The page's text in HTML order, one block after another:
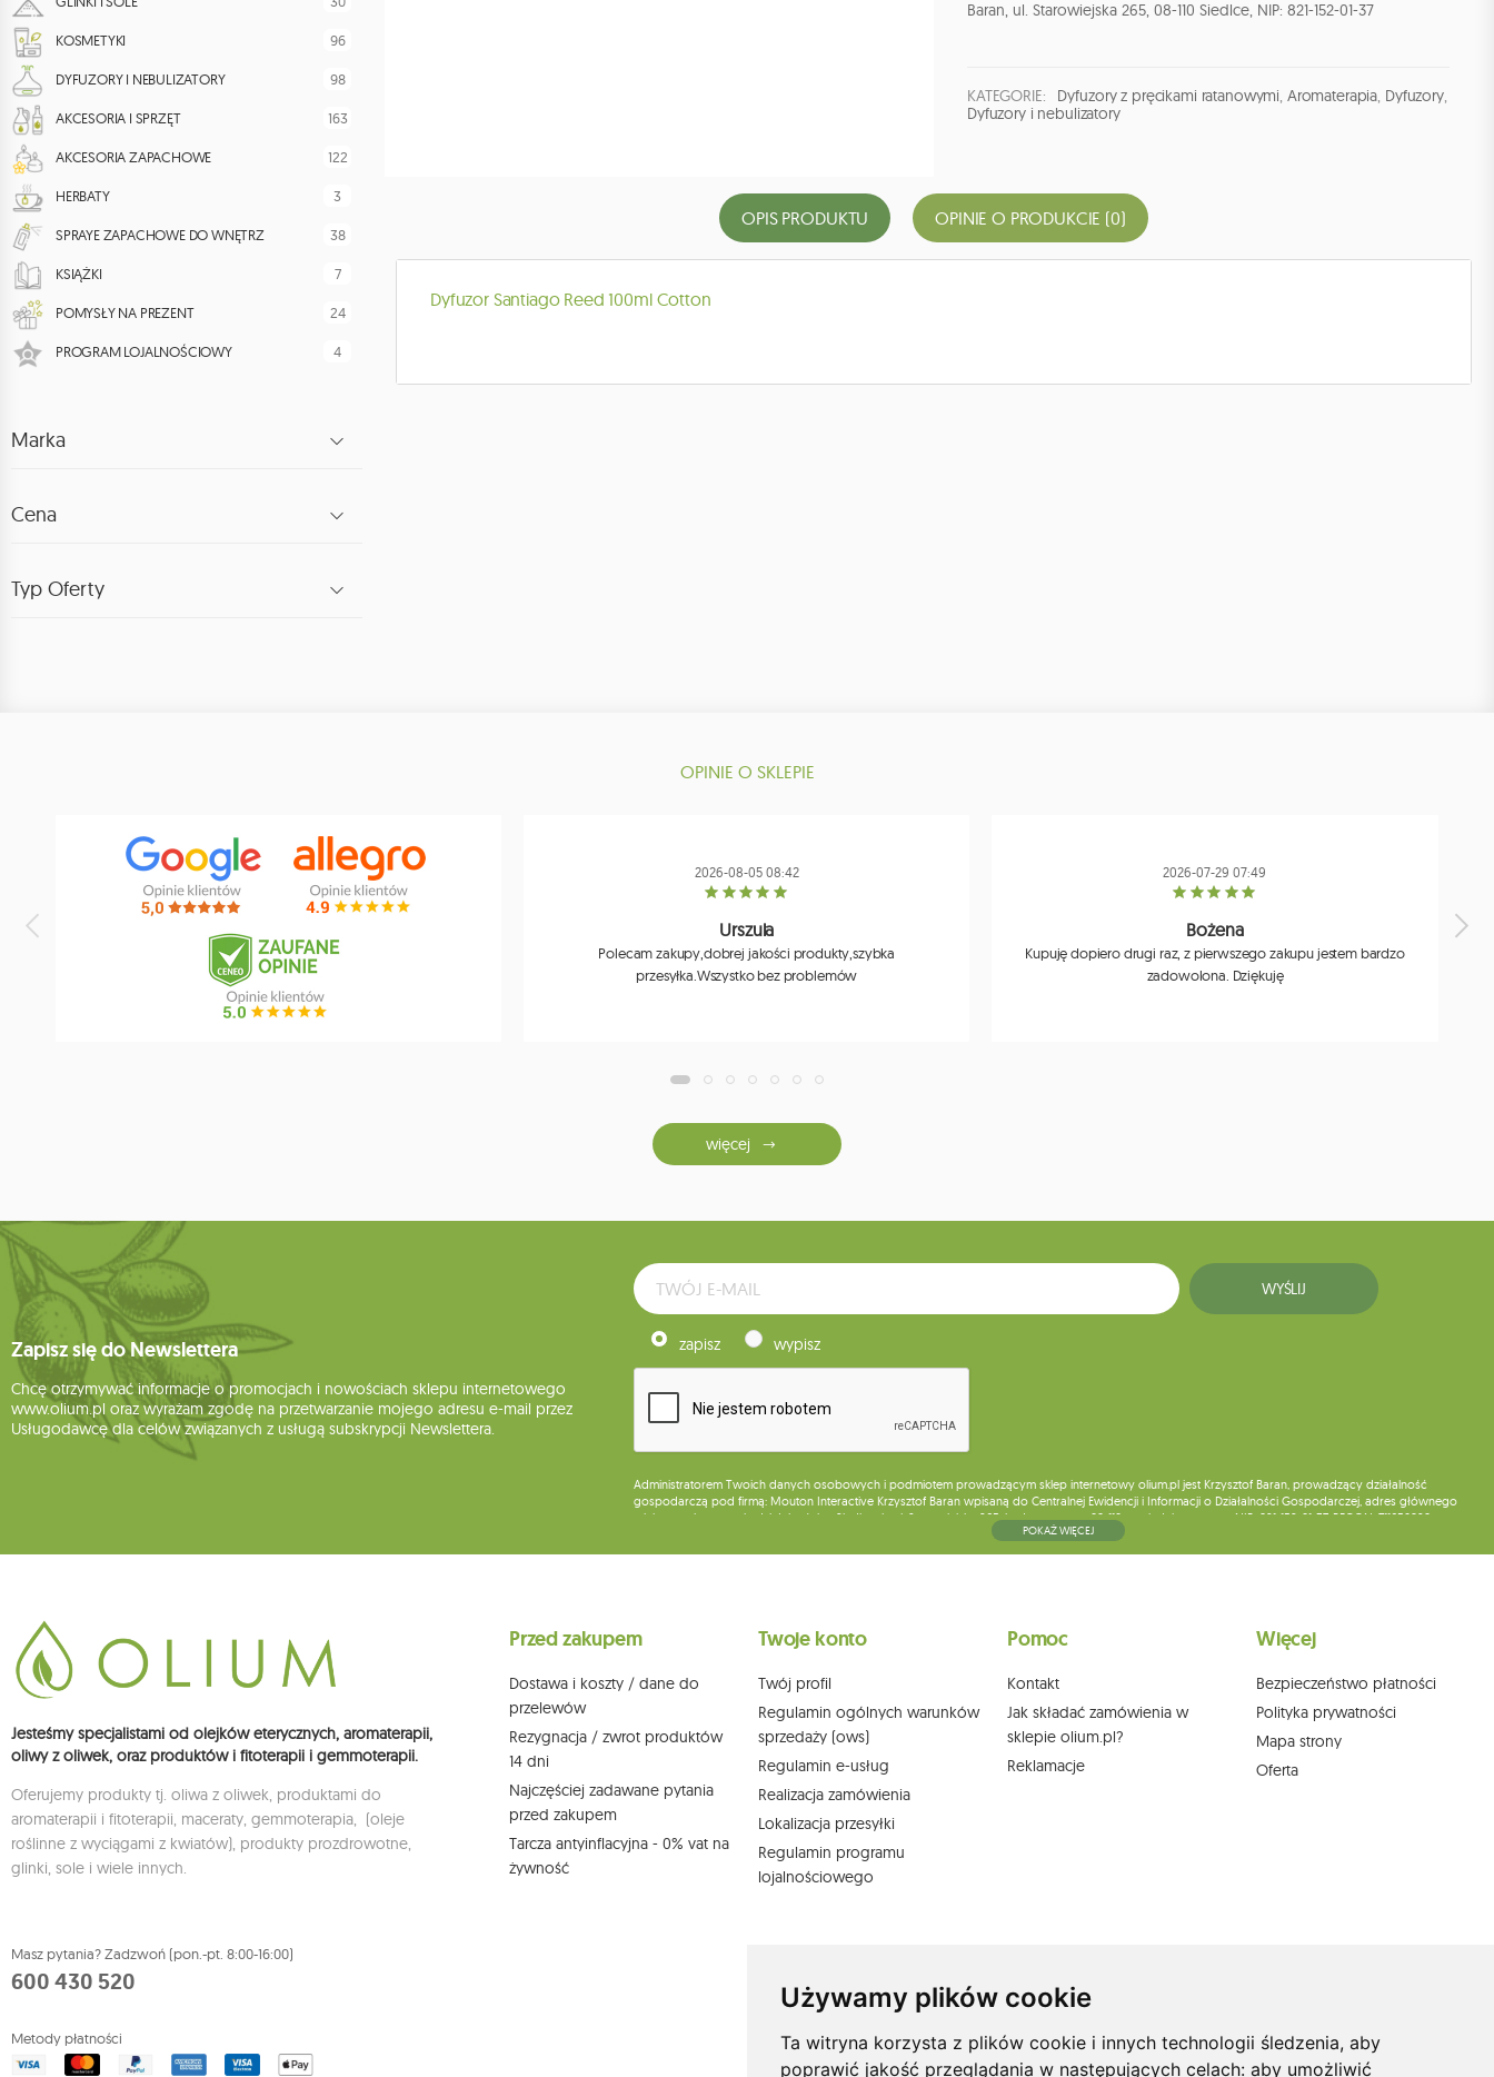
Używamy plików cookie
Ta witryna korzysta z plików cookie i innych technologii śledzenia, aby
poprawić jakość przeglądania w następujących celach: aby umożliwić
KOSMETYKI 96
DYFUZORY I NEBULIZATORY 98
AKCESORIA I SPRZĘT 163
AKCESORIA ZAPACHOWE 122
HERBATY 3
SPRAYE ZAPACHOWE DO WNĘTRZ 38
KSIĄŻKI 7
POMYSŁY NA PREZENT 24
PROGRAM LOJALNOŚCIOWY 4
Marka
Cena
Typ Oferty
Baran, ul. Starowiejska 265, 08-110 Siedlce, NIP: 821-152-01-37
KATEGORIE: Dyfuzory z pręcikami ratanowymi, Aromaterapia, Dyfuzory,
Dyfuzory i nebulizatory
OPIS PRODUKTU OPINIE O PRODUKCIE (0)
Dyfuzor Santiago Reed 100ml Cotton
OPINIE O SKLEPIE
2026-08-05 08:42
Urszula
Polecam zakupy,dobrej jakości produkty,szybka
przesyłka.Wszystko bez problemów
2026-07-29 07:49
Bożena
Kupuję dopiero drugi raz, z pierwszego zakupu jestem bardzo
zadowolona. Dziękuję
więcej
Zapisz się do Newslettera
Chcę otrzymywać informacje o promocjach i nowościach sklepu internetowego
www.olium.pl oraz wyrażam zgodę na przetwarzanie mojego adresu e-mail przez
Usługodawcę dla celów związanych z usługą subskrypcji Newslettera.
WYŚLIJ
zapisz wypisz
Administratorem Twoich danych osobowych i podmiotem prowadzącym sklep internetowy olium.pl jest Krzysztof Baran, prowadzący działalność
gospodarczą pod firmą: Mouton Interactive Krzysztof Baran wpisaną do Centralnej Ewidencji i Informacji o Działalności Gospodarczej, adres głównego
miejsca wykonywania działalności w Siedlcach, ul. Starowiejska 265, kod pocztowy: 08-110, posiadający numer NIP: 821-152-01-37, REGON: 711650928 .
Dane będą przetwarzane w celu wysyłki newslettera i przechowywane do chwili rezygnacji z subskrypcji.
działem obsługi klienta Mouton Interactive pod adresem e-mail lub pisemnie na adres siedziby.
POKAŻ WIĘCEJ
Jesteśmy specjalistami od olejków eterycznych, aromaterapii,
oliwy z oliwek, oraz produktów i fitoterapii i gemmoterapii.
Oferujemy produkty tj. oliwa z oliwek, produktami do
aromaterapii i fitoterapii, maceraty, gemmoterapia, (oleje
roślinne z wyciągami z kwiatów), produkty prozdrowotne,
glinki, sole i wiele innych.
Masz pytania? Zadzwoń (pon.-pt. 8:00-16:00)
600 430 520
Metody płatności
Przed zakupem
Dostawa i koszty / dane do
przelewów
Rezygnacja / zwrot produktów
14 dni
Najczęściej zadawane pytania
przed zakupem
Tarcza antyinflacyjna - 0% vat na
żywność
Twoje konto
Twój profil
Regulamin ogólnych warunków
sprzedaży (ows)
Regulamin e-usług
Realizacja zamówienia
Lokalizacja przesyłki
Regulamin programu
lojalnościowego
Pomoc
Kontakt
Jak składać zamówienia w
sklepie olium.pl?
Reklamacje
Więcej
Bezpieczeństwo płatności
Polityka prywatności
Mapa strony
Oferta